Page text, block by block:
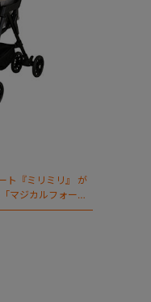
ト『ミリミリ』 が
マジカルフォール